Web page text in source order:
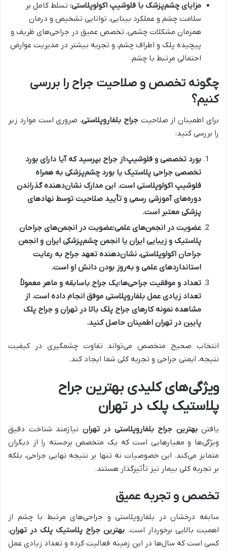
مزایای چشم‌پزشک با فلوشیپ اکولوپلاستی: تسلط کامل بر
سلامت چشم و عملکرد بینایی، توانایی تشخیص و درمان
همزمان مشکلات چشمی، تخصص عمیق در جراحی‌های ظریف و
پیچیده پلک و اطراف چشم، و تجربه بیشتر در مدیریت عوارض
احتمالی مرتبط با چشم.
چگونه تخصص و صلاحیت جراح را بررسی
کنیم؟
برای اطمینان از صلاحیتجراح بلفاروپلاستی، ضروری است موارد زیر
را بررسی کنید:
بورد تخصصی و فلوشیپ:از جراح بپرسید که آیا دارای بورد
تخصصی جراحی پلاستیک یا بورد چشم‌پزشکی به همراه
فلوشیپ اکولوپلاستی است. این مدارک نشان‌دهنده گذراندن
دوره‌های آموزشی رسمی و تأیید صلاحیت توسط نهادهای
پزشکی معتبر است.
عضویت در انجمن‌های علمی:عضویت در انجمن‌های جراحان
پلاستیک و زیبایی ایران یا انجمن چشم‌پزشکی ایران و انجمن
جراحان اکولوپلاستی، نشان‌دهنده تعهد جراح به رعایت
استانداردهای علمی و به‌روز بودن دانش او است.
تعداد و موفقیت جراحی‌ها:یک جراح باسابقه و ماهر معمولاً
تعداد زیادی عمل بلفاروپلاستی موفق انجام داده است. از
مشاهده نمونه کارهای جراح پلک بالا در تهران و جراح پلک
پایین در تهران اطمینان حاصل کنید.
انتخاب صحیح متخصص می‌تواند تفاوت چشمگیری در کیفیت
نتیجه، ایمنی جراحی و تجربه کلی شما ایجاد کند.
ویژگی‌های کلیدی بهترین جراح
پلاستیک پلک در تهران
یافتنبهترین جراح بلفاروپلاستی در تهران نیازمند شناخت دقیق
ویژگی‌ها و معیارهایی است که یک متخصص برجسته را از دیگران
متمایز می‌کند. این خصوصیات نه تنها بر نتیجه نهایی جراحی، بلکه
بر تجربه کلی بیمار نیز تأثیرگذار هستند.
تخصص و تجربه عمیق
سابقه درخشان در بلفاروپلاستی و جراحی‌های مرتبط با چشم از
اهمیت بالایی برخوردار است. بهترین جراح پلاستیک پلک در تهران،
کسی است که سال‌ها در این زمینه فعالیت کرده و تعداد زیادی عمل